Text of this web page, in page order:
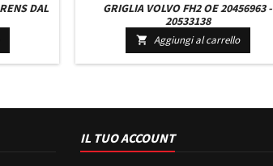
DAL
GRIGLIA VOLVO FH2 OE 20456963 -
20533138
 Aggiungi al carrello
IL TUO ACCOUNT